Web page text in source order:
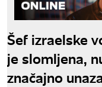
Šef izraelske
je slomljena,
značajno